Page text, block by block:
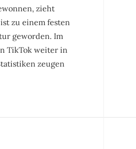
zieht
zu einem festen
geworden. Im
TikTok weiter in
zeugen